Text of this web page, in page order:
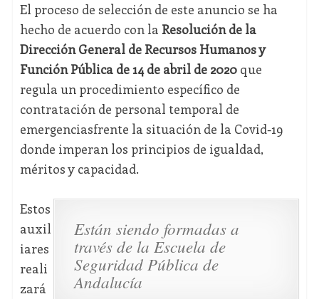
El proceso de selección de este anuncio se ha
hecho de acuerdo con la Resolución de la
Dirección General de Recursos Humanos y
Función Pública de 14 de abril de 2020que
regula un procedimiento específico de
contratación de personal temporal de
emergenciasfrente la situación de la Covid-19
donde imperan los principios de igualdad,
méritos y capacidad.
Están siendo formadas a
través de la Escuela de
Seguridad Pública de
Andalucía
Estos
auxil
iares
reali
zará